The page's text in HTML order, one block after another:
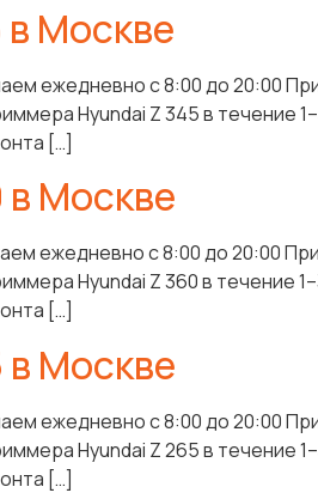
Москве
ежедневно с 8:00 до 20:00
Hyundai Z 345 в течение
[…]
Москве
ежедневно с 8:00 до 20:00
Hyundai Z 360 в течение
[…]
Москве
ежедневно с 8:00 до 20:00
Hyundai Z 265 в течение
[…]